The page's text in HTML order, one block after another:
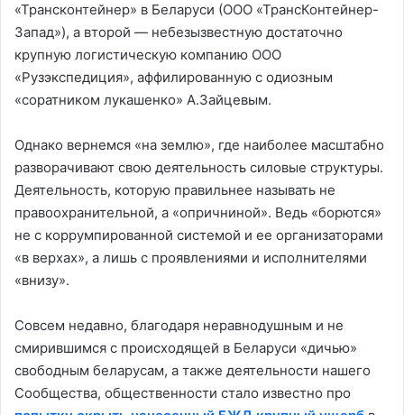
«Трансконтейнер» в Беларуси (ООО «ТрансКонтейнер-
Запад»), а второй — небезызвестную достаточно
крупную логистическую компанию ООО
«Рузэкспедиция», аффилированную с одиозным
«соратником лукашенко» А.Зайцевым.
Однако вернемся «на землю», где наиболее масштабно
разворачивают свою деятельность силовые структуры.
Деятельность, которую правильнее называть не
правоохранительной, а «опричниной». Ведь «борются»
не с коррумпированной системой и ее организаторами
«в верхах», а лишь с проявлениями и исполнителями
«внизу».
Совсем недавно, благодаря неравнодушным и не
смирившимся с происходящей в Беларуси «дичью»
свободным беларусам, а также деятельности нашего
Сообщества, общественности стало известно про